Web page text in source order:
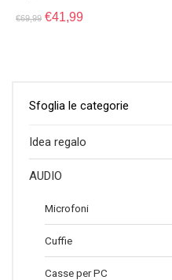
€69,99 €41,99
Sfoglia le categorie
Idea regalo
AUDIO
Microfoni
Cuffie
Casse per PC